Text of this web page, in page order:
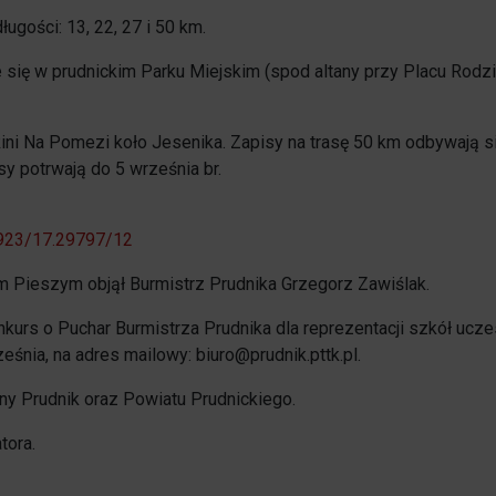
13, 22, 27 i 50 km.
się w prudnickim Parku Miejskim (spod altany przy Placu
Na Pomezi koło Jesenika. Zapisy na trasę 50 km odbywają
potrwają do 5 września br.
17.29797/12
Pieszym objął Burmistrz Prudnika Grzegorz Zawiślak.
o Puchar Burmistrza Prudnika dla reprezentacji szkół
na adres mailowy: biuro@prudnik.pttk.pl.
Prudnik oraz Powiatu Prudnickiego.
Prudnicka Rada Seniorów
Nyskie 2020
Płatnego Parkowania
Pomoc Prawna
w Prudniku
miejska
odpadami komunalnymi
do 2030